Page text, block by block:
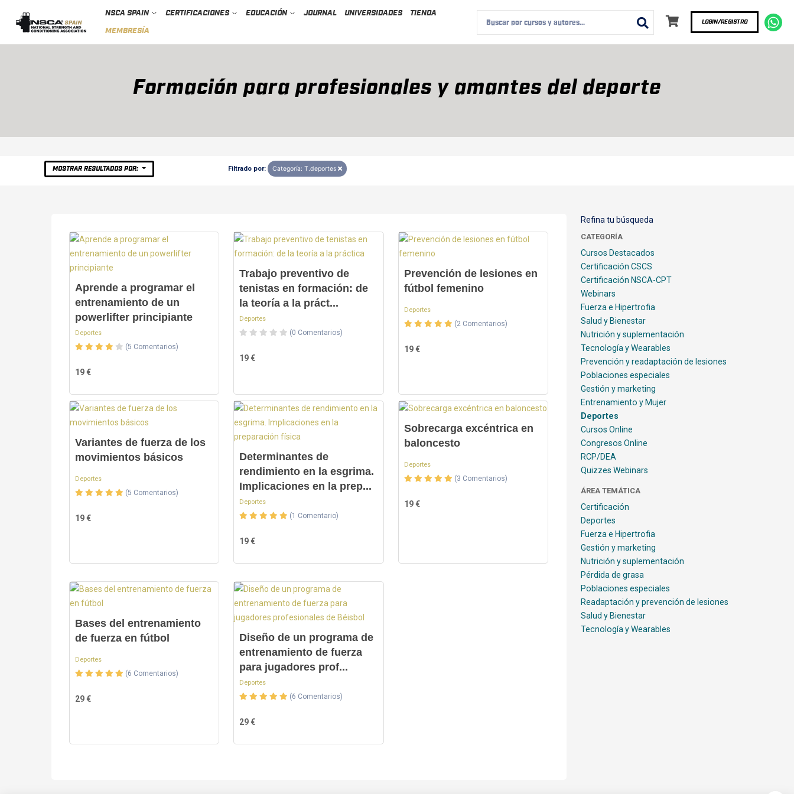
NSCA SPAIN CERTIFICACIONES EDUCACIÓN JOURNAL UNIVERSIDADES TIENDA
MEMBRESÍA
LOGIN/REGISTRO
Formación para profesionales y amantes del deporte
MOSTRAR RESULTADOS POR: Filtrado por: Categoría: T.deportes
Aprende a programar el
entrenamiento de un
powerlifter principiante
Deportes
(5 Comentarios)
19 €
Trabajo preventivo de
tenistas en formación: de
la teoría a la práct...
Deportes
(0 Comentarios)
19 €
Prevención de lesiones en
fútbol femenino
Deportes
(2 Comentarios)
19 €
Variantes de fuerza de los
movimientos básicos
Deportes
(5 Comentarios)
19 €
Determinantes de
rendimiento en la esgrima.
Implicaciones en la prep...
Deportes
(1 Comentario)
19 €
Sobrecarga excéntrica en
baloncesto
Deportes
(3 Comentarios)
19 €
Bases del entrenamiento
de fuerza en fútbol
Deportes
(6 Comentarios)
29 €
Diseño de un programa de
entrenamiento de fuerza
para jugadores prof...
Deportes
(6 Comentarios)
29 €
Refina tu búsqueda
CATEGORÍA
Cursos Destacados
Certificación CSCS
Certificación NSCA-CPT
Webinars
Fuerza e Hipertrofia
Salud y Bienestar
Nutrición y suplementación
Tecnología y Wearables
Prevención y readaptación de lesiones
Poblaciones especiales
Gestión y marketing
Entrenamiento y Mujer
Deportes
Cursos Online
Congresos Online
RCP/DEA
Quizzes Webinars
ÁREA TEMÁTICA
Certificación
Deportes
Fuerza e Hipertrofia
Gestión y marketing
Nutrición y suplementación
Pérdida de grasa
Poblaciones especiales
Readaptación y prevención de lesiones
Salud y Bienestar
Tecnología y Wearables